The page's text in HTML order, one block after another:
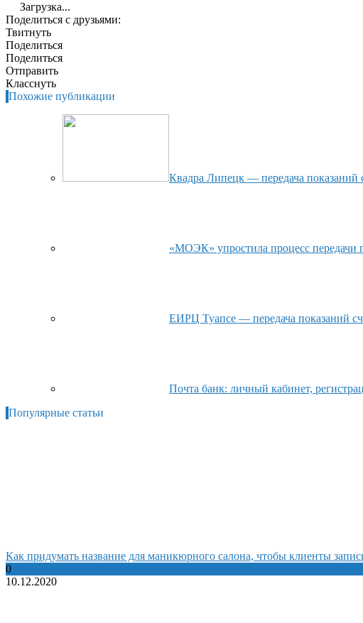
Загрузка...
Поделиться с друзьями:
Твитнуть
Поделиться
Поделиться
Отправить
Класснуть
Похожие публикации
Квадра Липецк — передача показаний
«МОЭК» упростила процесс передачи
ЕИРЦ Туапсе — передача показаний
Почта банк: личный кабинет,
Популярные статьи
Как придумать название для маникюрного салона, чтобы клиенты
0
10.12.2020